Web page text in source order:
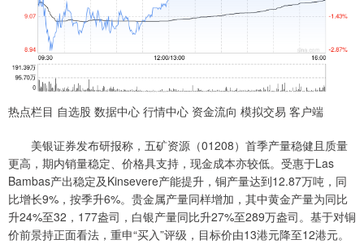
热点栏目 自选股 数据中心 行情中心 资金流向 模拟交易 客户端
美银证券发布研报称，五矿资源（01208）首季产量稳健且质量
更高，期内销量稳定、价格具支持，现金成本亦较低。受惠于Las
Bambas产出稳定及Kinsevere产能提升，铜产量达到12.87万吨，同
比增长9%，按季升6%。贵金属产量同样增加，其中黄金产量为同比
升24%至32，177盎司，白银产量同比升27%至289万盎司。基于对铜
价前景持正面看法，重申“买入”评级，目标价由13港元降至12港元。